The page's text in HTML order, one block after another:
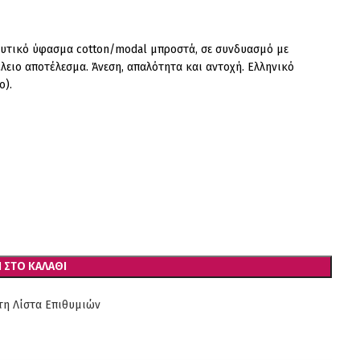
ύφασμα cotton/modal μπροστά, σε συνδυασμό με
αποτέλεσμα. Άνεση, απαλότητα και αντοχή. Ελληνικό
ΚΑΛΆΘΙ
Λίστα Επιθυμιών